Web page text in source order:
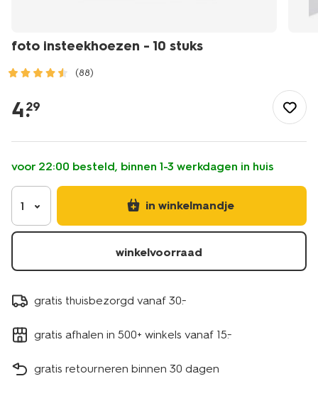
foto insteekhoezen - 10 stuks
(88)
kantoor/mappen-
ordners/insteekhoezen/foto-
-
stuks-
14650015.html
4.
29
voor 22:00 besteld, binnen 1-3 werkdagen in huis
1 in winkelmandje
winkelvoorraad
gratis thuisbezorgd vanaf 30.-
gratis afhalen in 500+ winkels vanaf 15.-
gratis retourneren binnen 30 dagen